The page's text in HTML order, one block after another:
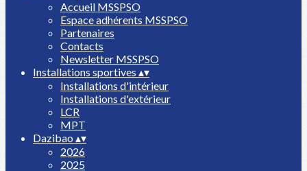
Accueil MSSPSO
Espace adhérents MSSPSO
Partenaires
Contacts
Newsletter MSSPSO
Installations sportives ▴▾
Installations d'intérieur
Installations d'extérieur
LCR
MPT
Dazibao ▴▾
2026
2025